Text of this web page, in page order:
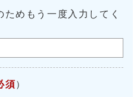
めもう一度入力してく
須 ）